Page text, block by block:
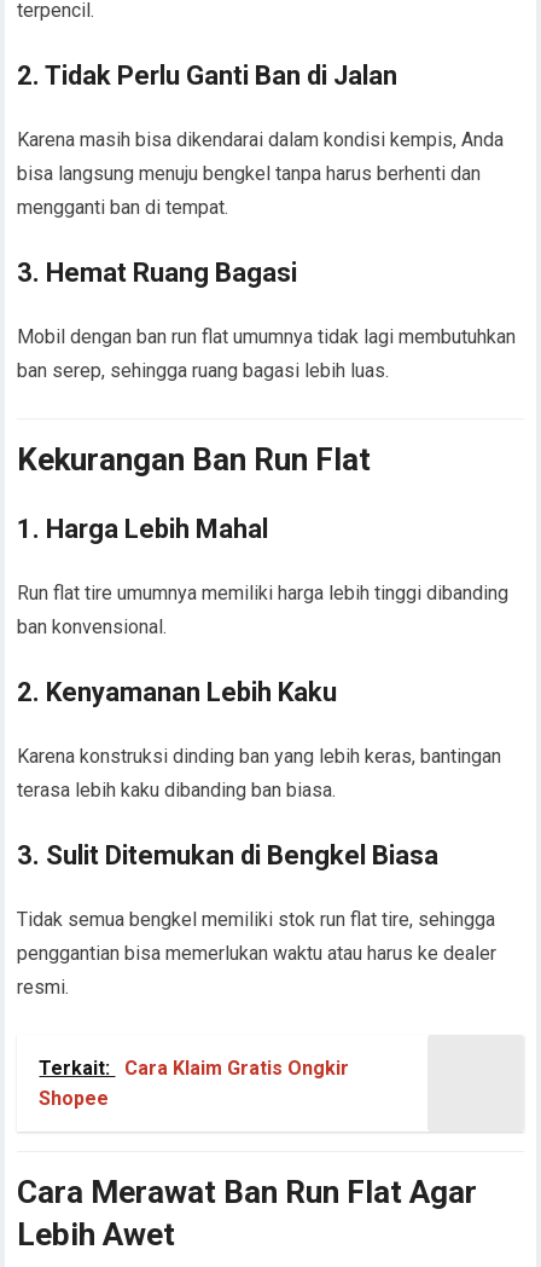
terpencil.
2.Tidak Perlu Ganti Ban di Jalan
Karena masih bisa dikendarai dalam kondisi kempis, Anda
bisa langsung menuju bengkel tanpa harus berhenti dan
mengganti ban di tempat.
3. Hemat Ruang Bagasi
Mobil dengan ban run flat umumnya tidak lagi membutuhkan
ban serep, sehingga ruang bagasi lebih luas.
Kekurangan Ban Run Flat
1. Harga Lebih Mahal
Run flat tire umumnya memiliki harga lebih tinggi dibanding
ban konvensional.
2. Kenyamanan Lebih Kaku
Karena konstruksi dinding ban yang lebih keras, bantingan
terasa lebih kaku dibanding ban biasa.
3. Sulit Ditemukan di Bengkel Biasa
Tidak semua bengkel memiliki stok run flat tire, sehingga
penggantian bisa memerlukan waktu atau harus ke dealer
resmi.
Terkait:
Cara Klaim Gratis Ongkir
Shopee
Cara Merawat Ban Run Flat Agar
Lebih Awet